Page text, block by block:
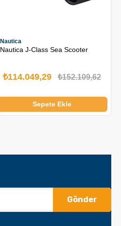
Nautica
Nautica J-Class Sea Scooter
₺114.049,29 ₺152.109,62
Sepete Ekle
Gönder